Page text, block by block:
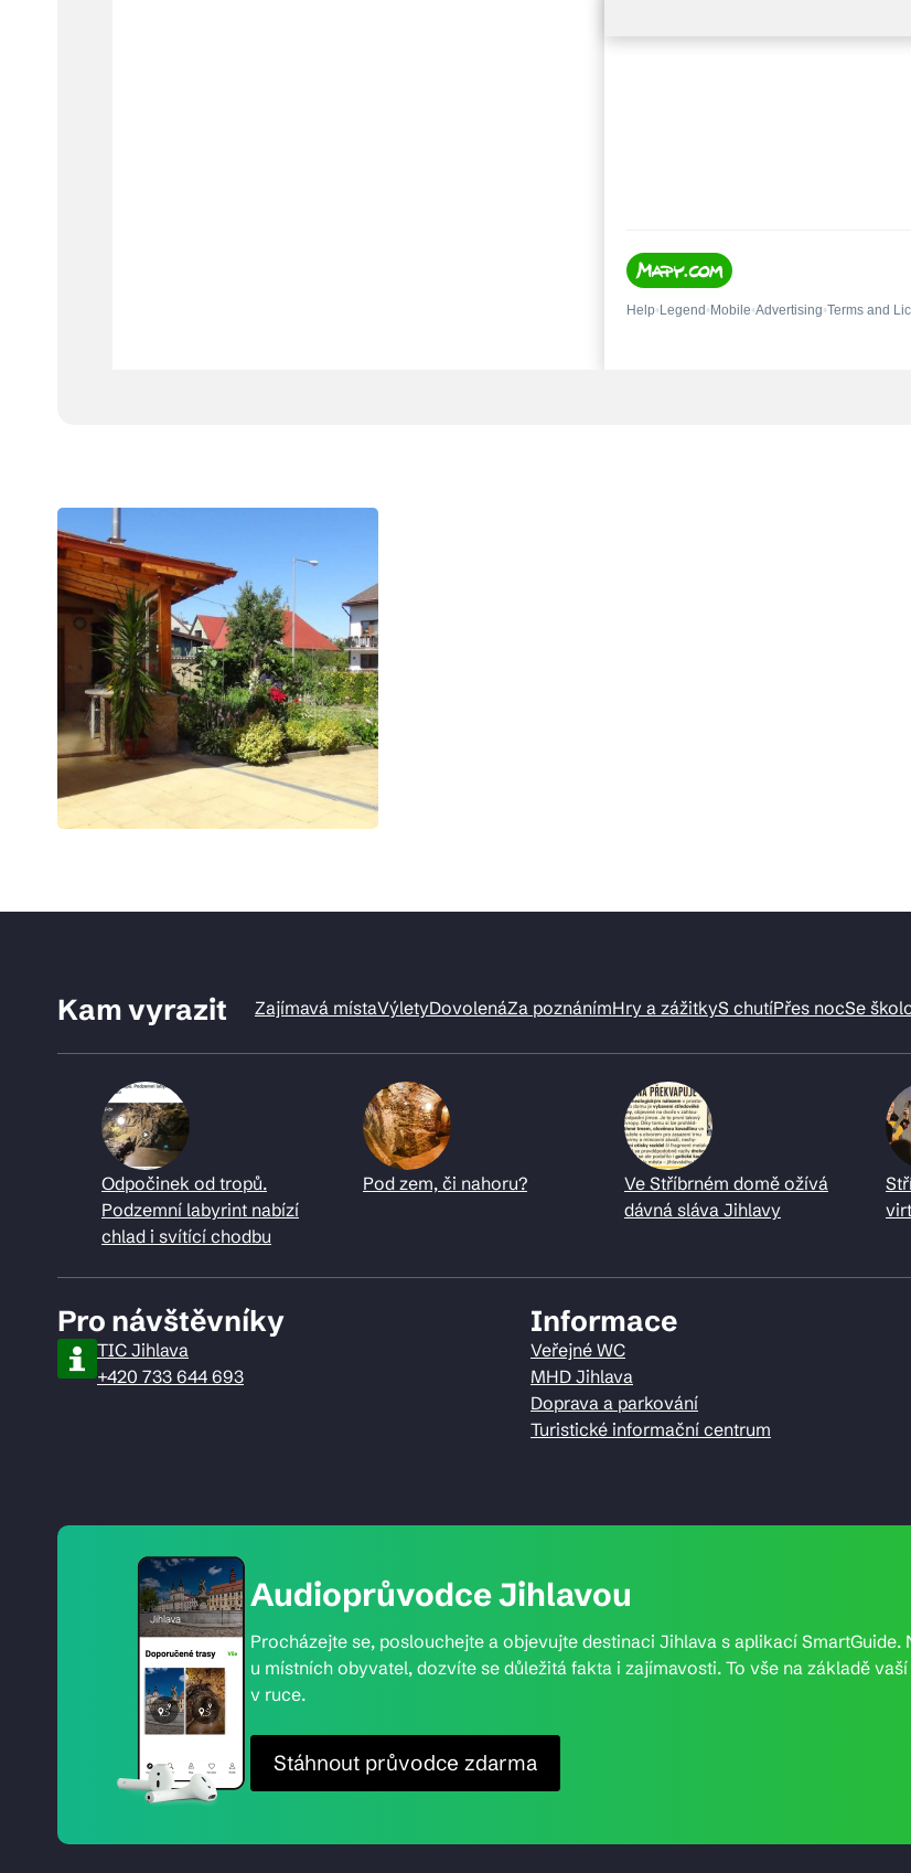
Kam vyrazit Zajímavá místaVýletyDovolenáZa poznánímHry a zážitkyS chutíPřes nocSe
Odpočinek od tropů.
Podzemní labyrint nabízí
chlad i svítící chodbu
Pod zem, či nahoru?
Ve Stříbrném domě ožívá
dávná sláva Jihlavy
Pro návštěvníky
TIC Jihlava
+420 733 644 693
Informace
Veřejné WC
MHD Jihlava
Doprava a parkování
Turistické informační centrum
Audioprůvodce Jihlavou
Procházejte se, poslouchejte a objevujte destinaci Jihlava s aplikací
u místních obyvatel, dozvíte se důležitá fakta i zajímavosti. To vše na základě
v ruce.
Stáhnout průvodce zdarma